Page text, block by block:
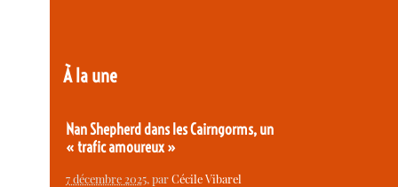
À la une
Nan Shepherd dans les Cairngorms, un
« trafic amoureux »
7 décembre 2025, parCécile Vibarel